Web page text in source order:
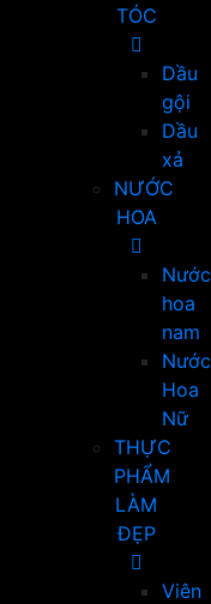
TÓC
Dầu
gội
Dầu
xả
NƯỚC
HOA
Nước
hoa
nam
Nước
Hoa
Nữ
THỰC
PHẨM
LÀM
ĐẸP
Viên